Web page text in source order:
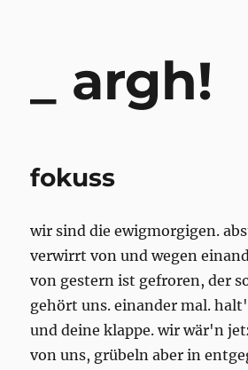
argh!
fokuss
wir sind die ewigmorgigen.
verwirrt von und wegen
von gestern ist gefroren, der
gehört uns. einander mal.
und deine klappe. wir wär'n
von uns, grübeln aber in